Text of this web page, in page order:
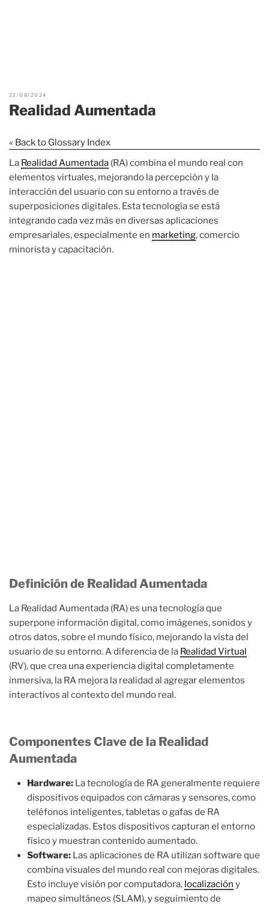
22/08/2024
Realidad Aumentada
« Back to Glossary Index
La Realidad Aumentada (RA) combina el mundo real con
elementos virtuales, mejorando la percepción y la
interacción del usuario con su entorno a través de
superposiciones digitales. Esta tecnología se está
integrando cada vez más en diversas aplicaciones
empresariales, especialmente en marketing, comercio
minorista y capacitación.
Definición de Realidad Aumentada
La Realidad Aumentada (RA) es una tecnología que
superpone información digital, como imágenes, sonidos y
otros datos, sobre el mundo físico, mejorando la vista del
usuario de su entorno. A diferencia de la Realidad Virtual
(RV), que crea una experiencia digital completamente
inmersiva, la RA mejora la realidad al agregar elementos
interactivos al contexto del mundo real.
Componentes Clave de la Realidad
Aumentada
Hardware: La tecnología de RA generalmente requiere
dispositivos equipados con cámaras y sensores, como
teléfonos inteligentes, tabletas o gafas de RA
especializadas. Estos dispositivos capturan el entorno
físico y muestran contenido aumentado.
Software: Las aplicaciones de RA utilizan software que
combina visuales del mundo real con mejoras digitales.
Esto incluye visión por computadora, localización y
mapeo simultáneos (SLAM), y seguimiento de